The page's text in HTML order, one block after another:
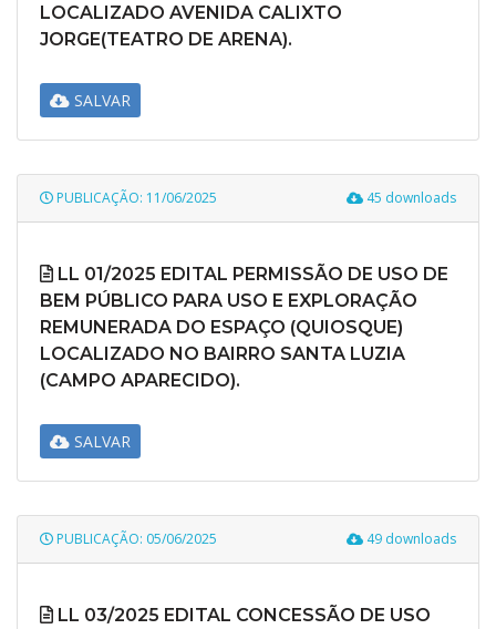
LOCALIZADO AVENIDA CALIXTO
JORGE(TEATRO DE ARENA).
SALVAR
PUBLICAÇÃO: 11/06/2025 45 downloads
LL 01/2025 EDITAL PERMISSÃO DE USO DE
BEM PÚBLICO PARA USO E EXPLORAÇÃO
REMUNERADA DO ESPAÇO (QUIOSQUE)
LOCALIZADO NO BAIRRO SANTA LUZIA
(CAMPO APARECIDO).
SALVAR
PUBLICAÇÃO: 05/06/2025 49 downloads
LL 03/2025 EDITAL CONCESSÃO DE USO